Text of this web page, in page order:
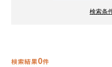
検索結果0件